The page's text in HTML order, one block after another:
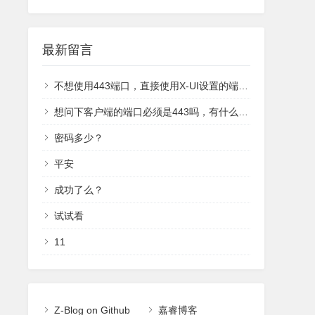
最新留言
不想使用443端口，直接使用X-UI设置的端口就行
想问下客户端的端口必须是443吗，有什么办法调成别的端口吗？
密码多少？
平安
成功了么？
试试看
11
Z-Blog on Github 嘉睿博客